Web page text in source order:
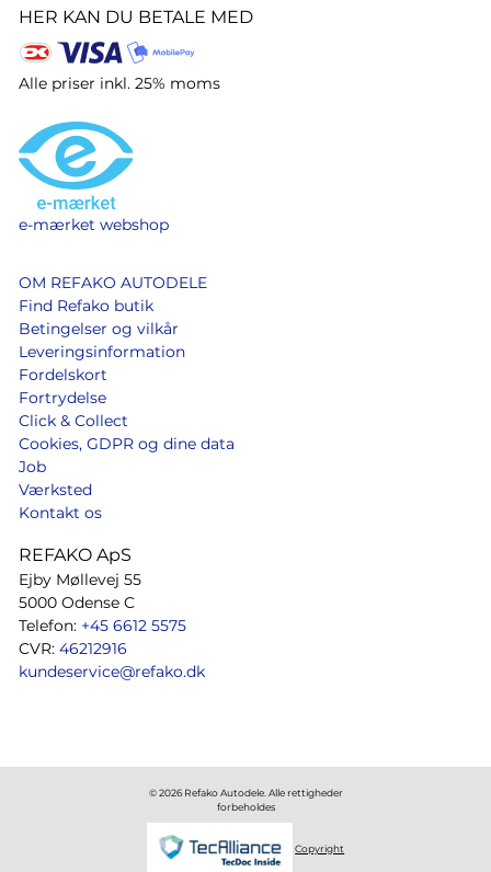
HER KAN DU BETALE MED
Alle priser inkl. 25% moms
e-mærket webshop
OM REFAKO AUTODELE
Find Refako butik
Betingelser og vilkår
Leveringsinformation
Fordelskort
Fortrydelse
Click & Collect
Cookies, GDPR og dine data
Job
Værksted
Kontakt os
REFAKO ApS
Ejby Møllevej 55
5000 Odense C
Telefon: +45 6612 5575
CVR: 46212916
kundeservice@refako.dk
© 2026 Refako Autodele. Alle rettigheder
forbeholdes
Copyright